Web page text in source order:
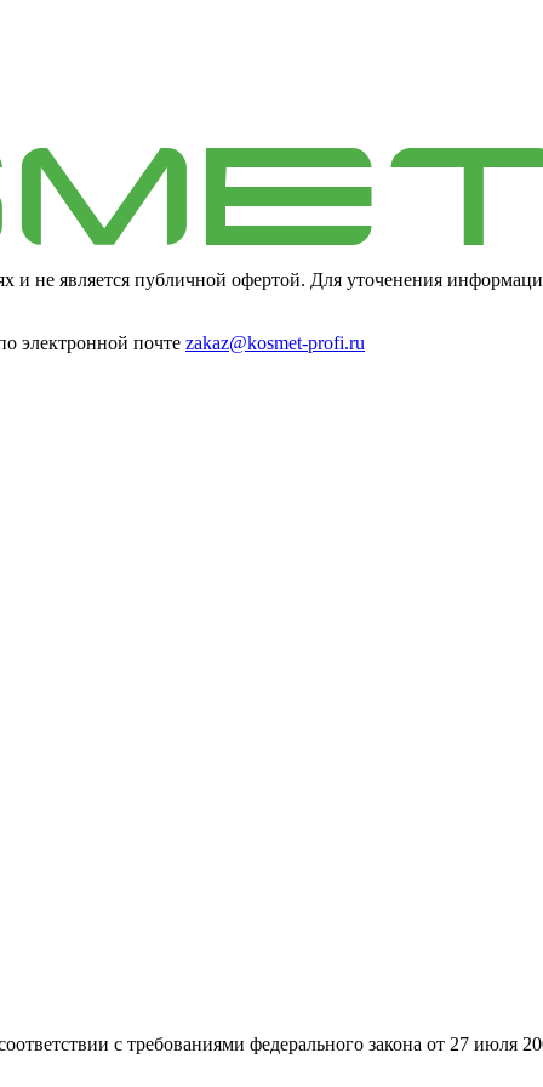
и не является публичной офертой. Для уточенения
электронной почте zakaz@kosmet-profi.ru
с требованиями федерального закона от 27 июля